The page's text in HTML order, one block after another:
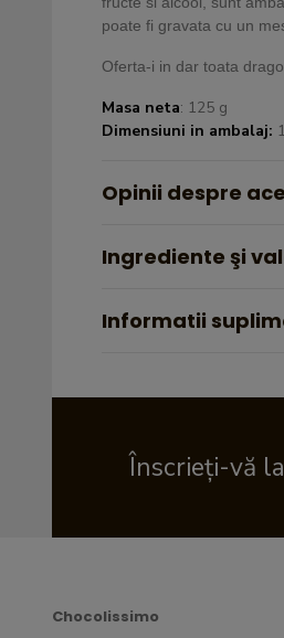
poate fi gravata cu un
Oferta-i in dar toata
Masa neta: 125 g
Dimensiuni in ambalaj:
Opinii despre
Ingrediente şi
Informatii
Înscrieți-vă
Chocolissimo